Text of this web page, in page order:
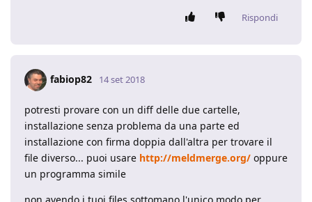
Rispondi
fabiop82 14 set 2018
potresti provare con un diff delle due cartelle,
installazione senza problema da una parte ed
installazione con firma doppia dall'altra per trovare il
file diverso... puoi usare http://meldmerge.org/ oppure
un programma simile